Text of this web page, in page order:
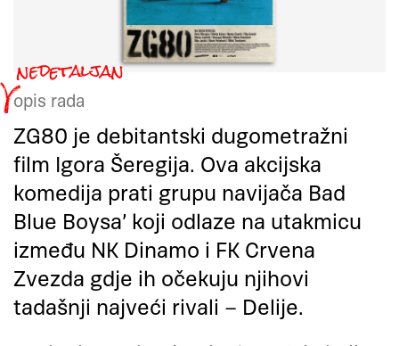
opis rada
ZG80 je debitantski dugometražni
film Igora Šeregija. Ova akcijska
komedija prati grupu navijača Bad
Blue Boysa’ koji odlaze na utakmicu
između NK Dinamo i FK Crvena
Zvezda gdje ih očekuju njihovi
tadašnji najveći rivali – Delije.